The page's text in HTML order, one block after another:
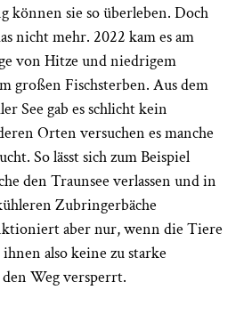
können sie so überleben. Doch
nicht mehr. 2022 kam es am
von Hitze und niedrigem
großen Fischsterben. Aus dem
See gab es schlicht kein
Orten versuchen es manche
So lässt sich zum Beispiel
den Traunsee verlassen und in
Zubringerbäche
aber nur, wenn die Tiere
also keine zu starke
Weg versperrt.